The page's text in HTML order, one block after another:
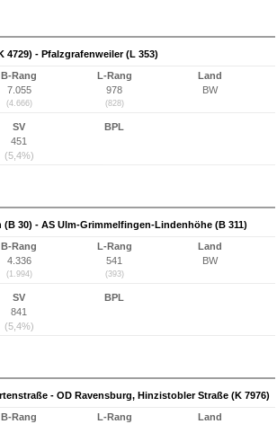
4729) - Pfalzgrafenweiler (L 353)
B-Rang
7.055
(4.666)
L-Rang
978
(828)
Land
BW
SV
451
(5,4%)
BPL
(B 30) - AS Ulm-Grimmelfingen-Lindenhöhe (B 311)
B-Rang
4.336
(1.994)
L-Rang
541
(393)
Land
BW
SV
841
(5,4%)
BPL
- OD Ravensburg, Hinzistobler Straße (K 7976)
B-Rang
L-Rang
Land